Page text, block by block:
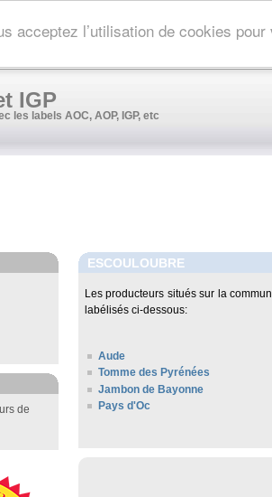
acceptez l’utilisation de cookies
IGP
les labels AOC, AOP, IGP, etc
de
ESCOULOUBRE
Les producteurs situés sur la
labélisés ci-dessous:
Aude
Tomme des Pyrénées
Jambon de Bayonne
Pays d'Oc